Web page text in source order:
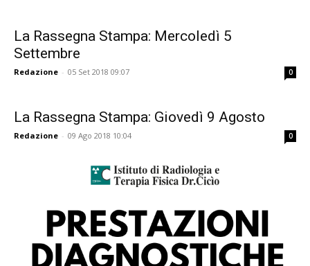
La Rassegna Stampa: Mercoledì 5
Settembre
Redazione - 05 Set 2018 09:07 0
La Rassegna Stampa: Giovedì 9 Agosto
Redazione - 09 Ago 2018 10:04 0